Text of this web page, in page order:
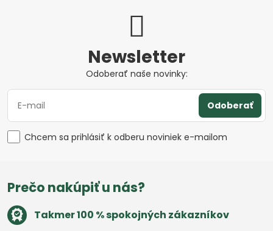
Newsletter
Odoberať naše novinky:
Odoberať
Chcem sa prihlásiť k odberu noviniek e-mailom
Prečo nakúpiť u nás?
Takmer 100 % spokojných zákazníkov